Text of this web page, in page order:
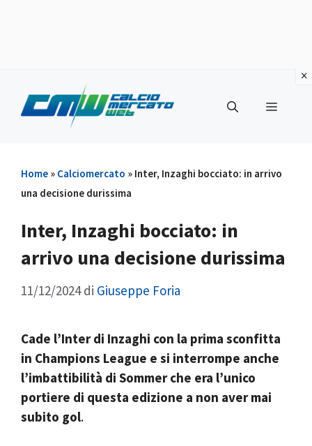
contenuto
Menu
Home » Calciomercato » Inter, Inzaghi bocciato: in arrivo
una decisione durissima
Inter, Inzaghi bocciato: in
arrivo una decisione durissima
11/12/2024 di Giuseppe Foria
Cade l’Inter di Inzaghi con la prima sconfitta
in Champions League e si interrompe anche
l’imbattibilità di Sommer che era l’unico
portiere di questa edizione a non aver mai
subito gol.